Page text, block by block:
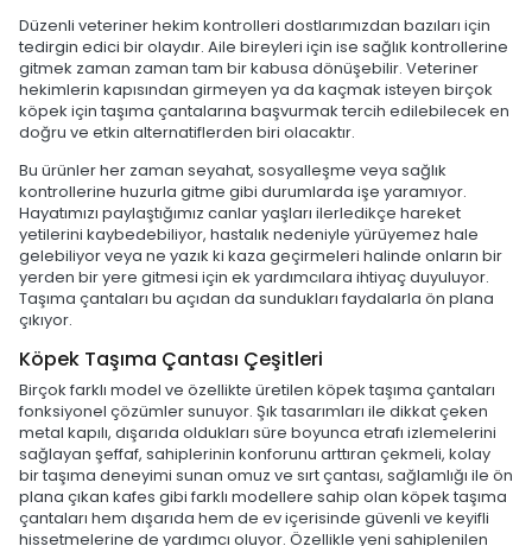
Düzenli veteriner hekim kontrolleri dostlarımızdan bazıları için
tedirgin edici bir olaydır. Aile bireyleri için ise sağlık kontrollerine
gitmek zaman zaman tam bir kabusa dönüşebilir. Veteriner
hekimlerin kapısından girmeyen ya da kaçmak isteyen birçok
köpek için taşıma çantalarına başvurmak tercih edilebilecek en
doğru ve etkin alternatiflerden biri olacaktır.
Bu ürünler her zaman seyahat, sosyalleşme veya sağlık
kontrollerine huzurla gitme gibi durumlarda işe yaramıyor.
Hayatımızı paylaştığımız canlar yaşları ilerledikçe hareket
yetilerini kaybedebiliyor, hastalık nedeniyle yürüyemez hale
gelebiliyor veya ne yazık ki kaza geçirmeleri halinde onların bir
yerden bir yere gitmesi için ek yardımcılara ihtiyaç duyuluyor.
Taşıma çantaları bu açıdan da sundukları faydalarla ön plana
çıkıyor.
Köpek Taşıma Çantası Çeşitleri
Birçok farklı model ve özellikte üretilen köpek taşıma çantaları
fonksiyonel çözümler sunuyor. Şık tasarımları ile dikkat çeken
metal kapılı, dışarıda oldukları süre boyunca etrafı izlemelerini
sağlayan şeffaf, sahiplerinin konforunu arttıran çekmeli, kolay
bir taşıma deneyimi sunan omuz ve sırt çantası, sağlamlığı ile ön
plana çıkan kafes gibi farklı modellere sahip olan köpek taşıma
çantaları hem dışarıda hem de ev içerisinde güvenli ve keyifli
hissetmelerine de yardımcı oluyor. Özellikle yeni sahiplenilen